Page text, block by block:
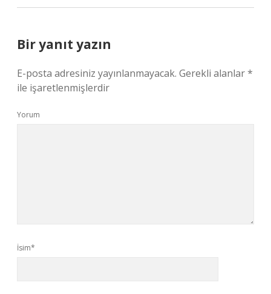
Bir yanıt yazın
E-posta adresiniz yayınlanmayacak. Gerekli alanlar*
ile işaretlenmişlerdir
Yorum
İsim*